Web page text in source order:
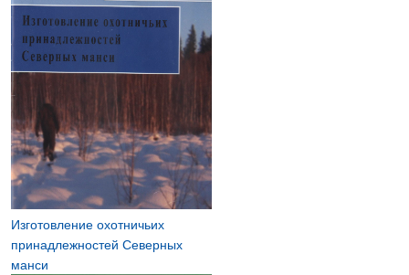
Изготовление охотничьих
принадлежностей Северных
манси